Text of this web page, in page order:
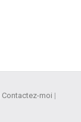
Contactez-moi |